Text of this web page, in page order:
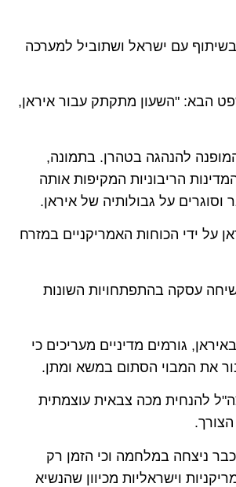
עם ישראל ושתוביל למערכה
הבא: "השעון מתקתק עבור איראן,
להנהגה בטהרן. בתמונה,
הריבוניות המקיפות אותה
על גבולותיה של איראן.
על ידי הכוחות האמריקניים במזרח
עסקה בהתפתחויות השונות
גורמים מדיניים מעריכים כי
את המבוי הסתום במשא ומתן.
להנחית מכה צבאית עוצמתית
כבר ניצחה במלחמה וכי הזמן רק
וישראליות מכיוון שהנשיא